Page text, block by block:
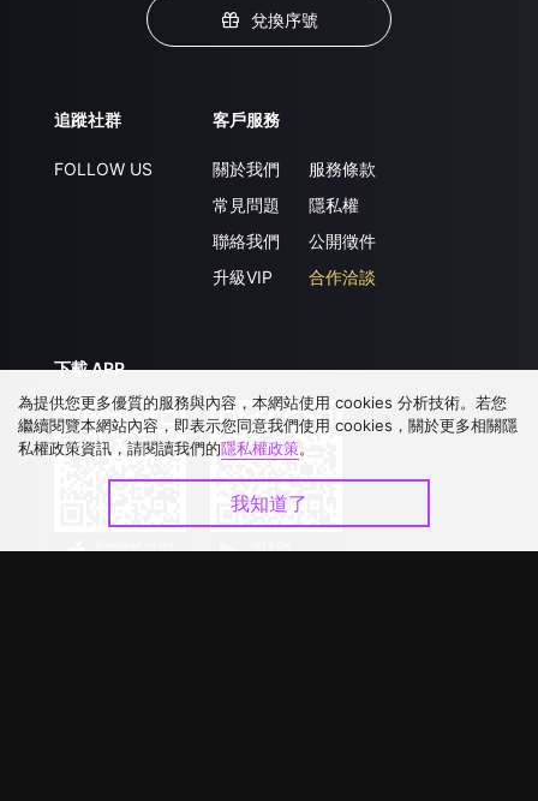
兌換序號
追蹤社群
FOLLOW US
客戶服務
關於我們
常見問題
聯絡我們
升級VIP
服務條款
隱私權
公開徵件
合作洽談
下載 APP
為提供您更多優質的服務與內容，本網站使用 cookies 分析技術。若您
繼續閱覽本網站內容，即表示您同意我們使用 cookies，關於更多相關隱
私權政策資訊，請閱讀我們的隱私權政策。
我知道了